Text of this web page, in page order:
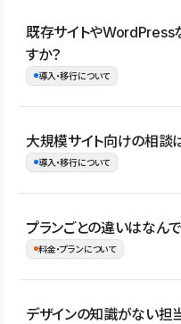
コーポレートサイト、サー
グ・メディア、イベントサ
ォリオなど幅広く制作できま
既存サイトやWordPress
すか？
導入・移行について
はい。既存サイトの構成やコ
Studio上に再構築する形で
イト全体のデザインや設定が
め、移行後にページ構成やデ
大規模サイト向けの相談
導入・移行について
はい。アクセス規模が大きい
理、セキュリティ確認、既
ない段階でも、お問い合わせ
プランごとの違いはなん
料金・プランについて
公開ページ数、バージョン履
デザインの知識がない担